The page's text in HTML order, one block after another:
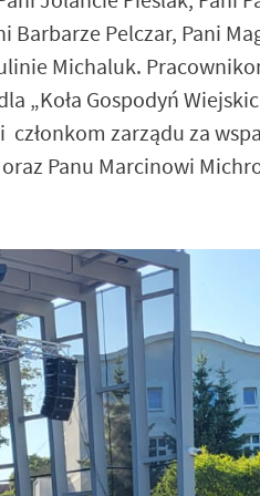
Pelczar, Pani
Michaluk.
„Koła Gospodyń
członkom zarządu za
Panu Marcinowi